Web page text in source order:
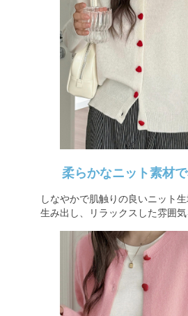
柔らかなニット素材
しなやかで肌触りの良いニット
生み出し、リラックスした雰囲気